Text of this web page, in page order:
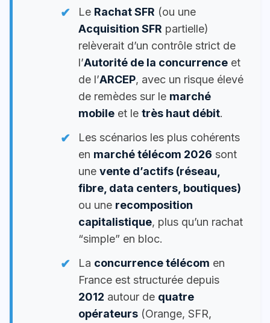
Le Rachat SFR (ou une
Acquisition SFR partielle)
relèverait d’un contrôle strict de
l’Autorité de la concurrence et
de l’ARCEP, avec un risque élevé
de remèdes sur le marché
mobile et le très haut débit.
Les scénarios les plus cohérents
en marché télécom 2026 sont
une vente d’actifs (réseau,
fibre, data centers, boutiques)
ou une recomposition
capitalistique, plus qu’un rachat
“simple” en bloc.
La concurrence télécom en
France est structurée depuis
2012 autour de quatre
opérateurs (Orange, SFR,